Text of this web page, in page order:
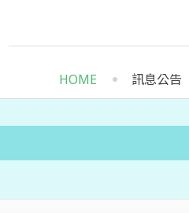
HOME 訊息公告